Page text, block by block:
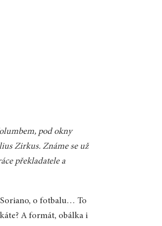
pod okny
Zirkus. Známe se už
překladatele a
o fotbalu… To
A formát, obálka i